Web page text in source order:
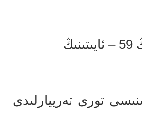
(سۈرە نۇرنىڭ 59 – ئايىتىنىڭ
تورى تەرييارلىدى